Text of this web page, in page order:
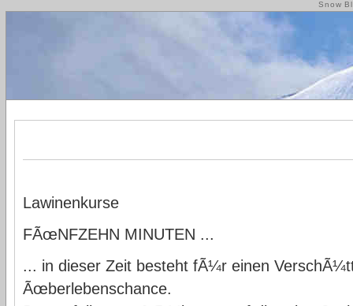
Snow
Lawinenkurse
FÃœNFZEHN MINUTEN ...
... in dieser Zeit besteht fÃ¼r einen
Ãœberlebenschance.